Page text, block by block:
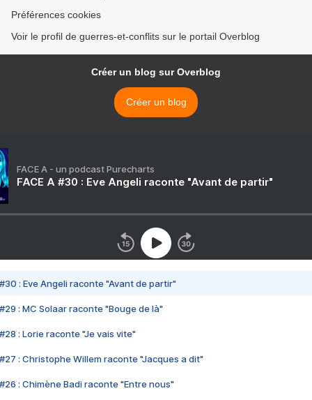
Préférences cookies
Voir le profil de guerres-et-conflits sur le portail Overblog
Créer un blog sur Overblog
Créer un blog
FACE A - un podcast Purecharts
FACE A #30 : Eve Angeli raconte "Avant de partir"
#30 : Eve Angeli raconte "Avant de partir"
#29 : MC Solaar raconte "Bouge de là"
#28 : Lorie raconte "Je vais vite"
#27 : Christophe Willem raconte "Jacques a dit"
#26 : Chimène Badi raconte "Entre nous"